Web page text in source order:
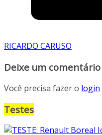
RICARDO CARUSO
Deixe um comentário
Você precisa fazer o login
Testes